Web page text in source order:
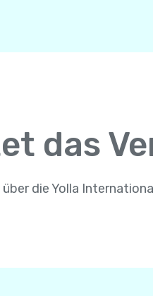
das
über die Yolla